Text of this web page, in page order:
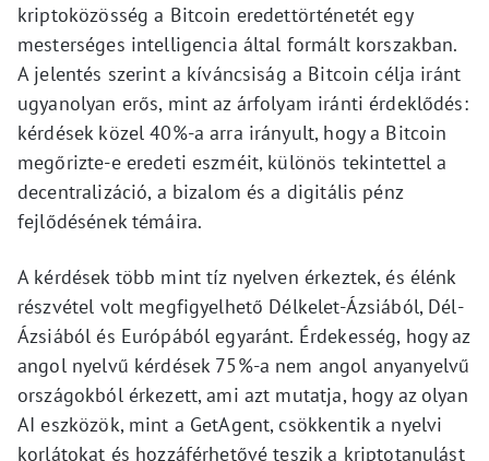
kriptoközösség a Bitcoin eredettörténetét egy
mesterséges intelligencia által formált korszakban.
A jelentés szerint a kíváncsiság a Bitcoin célja iránt
ugyanolyan erős, mint az árfolyam iránti érdeklődés:
kérdések közel 40%-a arra irányult, hogy a Bitcoin
megőrizte-e eredeti eszméit, különös tekintettel a
decentralizáció, a bizalom és a digitális pénz
fejlődésének témáira.
A kérdések több mint tíz nyelven érkeztek, és élénk
részvétel volt megfigyelhető Délkelet-Ázsiából, Dél-
Ázsiából és Európából egyaránt. Érdekesség, hogy az
angol nyelvű kérdések 75%-a nem angol anyanyelvű
országokból érkezett, ami azt mutatja, hogy az olyan
AI eszközök, mint a GetAgent, csökkentik a nyelvi
korlátokat és hozzáférhetővé teszik a kriptotanulást